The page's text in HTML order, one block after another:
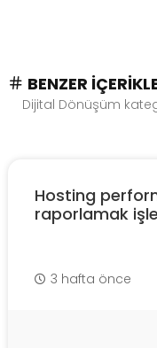
BENZER
Dijital Dönüşüm
Hosting
raporlamak
3 hafta önce